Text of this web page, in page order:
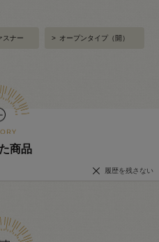
スナー > オープンタイプ（開）
商品
履歴を残さない